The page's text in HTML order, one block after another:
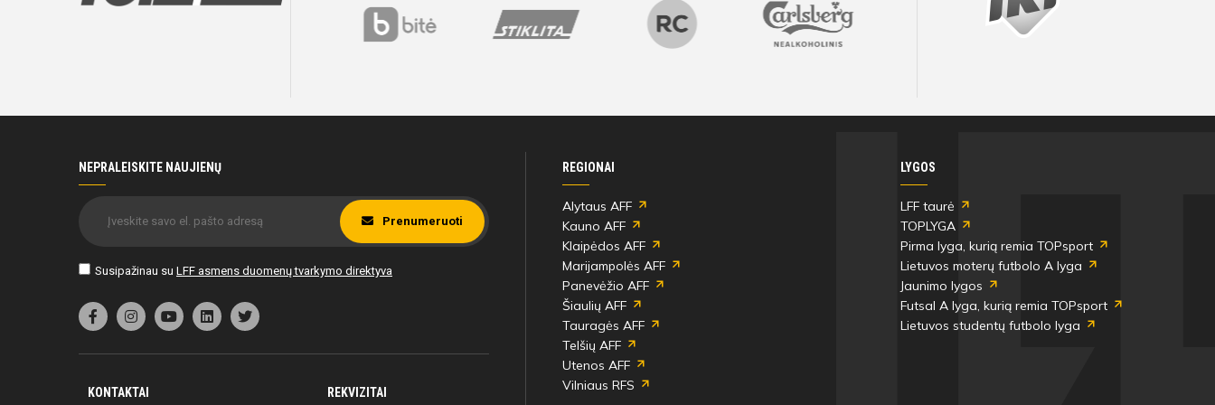
NEPRALEISKITE NAUJIENŲ
Susipažinau su LFF asmens duomenų tvarkymo direktyva
Prenumeruoti
KONTAKTAI REKVIZITAI
REGIONAI
Alytaus AFF
Kauno AFF
Klaipėdos AFF
Marijampolės AFF
Panevėžio AFF
Šiaulių AFF
Tauragės AFF
Telšių AFF
Utenos AFF
Vilniaus RFS
LYGOS
LFF taurė
TOPLYGA
Pirma lyga, kurią remia TOPsport
Lietuvos moterų futbolo A lyga
Jaunimo lygos
Futsal A lyga, kurią remia TOPsport
Lietuvos studentų futbolo lyga